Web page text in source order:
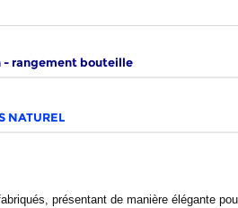
- rangement bouteille
NATUREL
présentant de manière élégante